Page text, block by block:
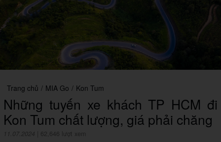
Trang chủ / MIA Go / Kon Tum
Những tuyến xe khách TP HCM đi
Kon Tum chất lượng, giá phải chăng
11.07.2024 62,646 lượt xem